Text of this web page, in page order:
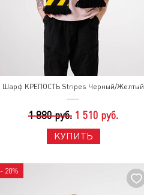
Шарф КРЕПОСТЬ Stripes Черный/Желтый
1 880 руб. 1 510 руб.
КУПИТЬ
- 20%